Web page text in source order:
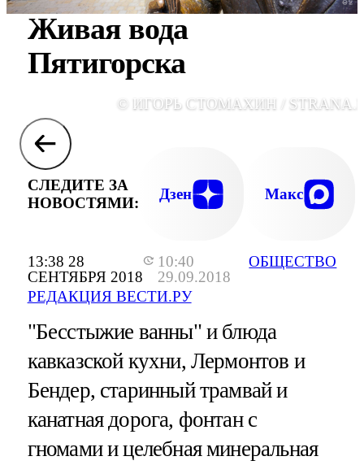
13:38 28
СЕНТЯБРЯ 2018
10:40
29.09.2018
РЕДАКЦИЯ ВЕСТИ.РУ
ОБЩЕСТВО
Живая вода
Пятигорска
© ИГОРЬ СТОМАХИН /
СЛЕДИТЕ ЗА
НОВОСТЯМИ:
Дзен Макс
"Бесстыжие ванны" и блюда
кавказской кухни, Лермонтов и
Бендер, старинный трамвай и
канатная дорога, фонтан с
гномами и целебная минеральная